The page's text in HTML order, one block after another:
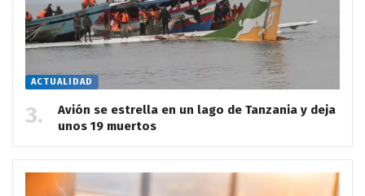
ACTUALIDAD
Avión se estrella en un lago de Tanzania y deja
unos 19 muertos